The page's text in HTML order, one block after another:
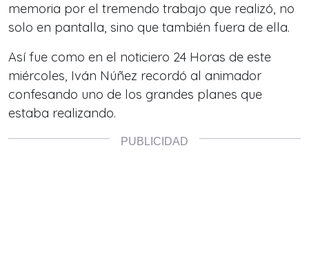
memoria por el tremendo trabajo que realizó, no
solo en pantalla, sino que también fuera de ella.
Así fue como en el noticiero 24 Horas de este
miércoles, Iván Núñez recordó al animador
confesando uno de los grandes planes que
estaba realizando.